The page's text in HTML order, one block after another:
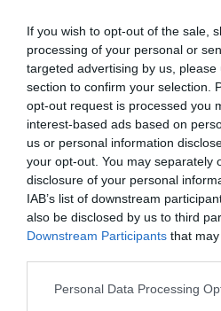
If you wish to opt-out of the sale,
processing of your personal or
targeted advertising by us,
section to confirm your selection.
opt-out request is processed you
interest-based ads based on
us or personal information
your opt-out. You may separately
disclosure of your personal
IAB’s list of downstream
also be disclosed by us to third
Downstream Participants that
Personal Data Processing
emocional, especialmente en
En esta línea,Teresa Millán,
Corporativos de Lilly ,
sumamos a la reflexión sobre
en el abordaje de la obesidad.
que hay determinantes
como la pobreza, la
precariedad laboral, tal como
Blanco, que agravan la
para apoyar la investigación y